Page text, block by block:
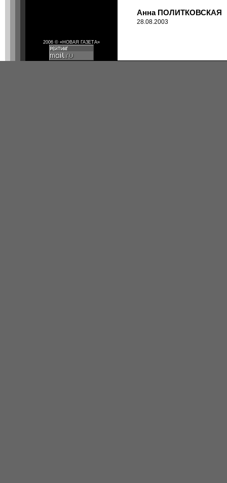
Анна ПОЛИТКОВСКАЯ
28.08.2003
2006 © «НОВАЯ ГАЗЕТА»